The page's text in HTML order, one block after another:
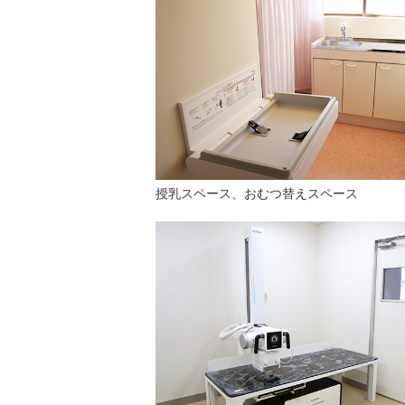
授乳スペース、おむつ替えスペース